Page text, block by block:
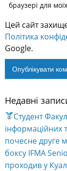
браузері для
Цей сайт
Політика
Google.
Alternative:
Недавні
Студент
інформаційних
почесне друге
боксу IFMA
проходив у